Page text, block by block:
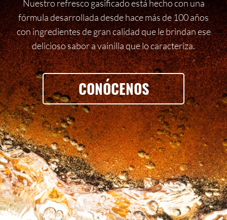
Nuestro refresco gasificado está hecho con una
fórmula desarrollada desde hace más de 100 años
con ingredientes de gran calidad que le brindan ese
delicioso sabor a vainilla que lo caracteriza.
CONÓCENOS